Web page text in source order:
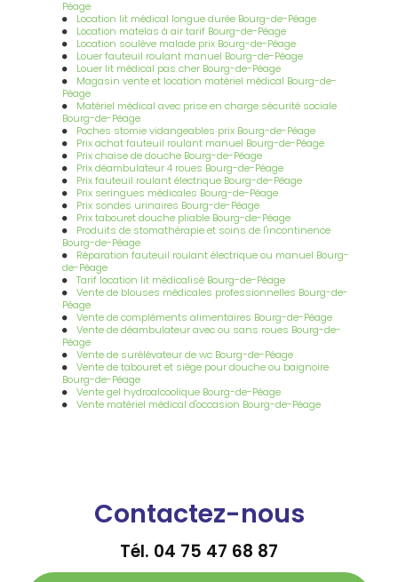
roulant electrique à Valence
fauteuil roulant électrique ou manuel à Romans sur Isère
Louer ou acheter un lit médicalisé Livraison le jour même ou le
lendemain à Alixan|Entreprise professionnelle dans la
réparation et l'entretien de fauteuil roulant manuel avec
changement de pneu à Bourg de Péage |Lit médicalisé Romans-
sur-Isère livraison à domicile|Incontinence: conseil;
échantillons gratuits, vente de couche adulte, adolescent, enfant
livraison à domicile à Bourg de Péage |Vente réparation et
location d'un fauteuil roulant manuel ou électrique à Bourg de
Péage|Incontinence: conseil; échantillons gratuits, vente de
couche adulte, adolescent, enfant livraison à domicile à Romans
sur Isère|Location appareil de pressothérapie drainage veineux
et lymphatique thérapeutique à domicile à bourg de péage
Accompagnement au retour à domicile après hospitalisation à
Bourg de Péage|Entreprise professionnelle la réparation et
l'entretien d'un fauteuil roulant manuel avec changement de
pneus à Romans-sur-Isère|Vente et location d'un lit
médicalisé à Romans sur Isère avec installation à domicile
Péage
Location lit médical longue durée Bourg-de-Péage
Location matelas à air tarif Bourg-de-Péage
Location soulève malade prix Bourg-de-Péage
Louer fauteuil roulant manuel Bourg-de-Péage
Louer lit médical pas cher Bourg-de-Péage
Magasin vente et location matériel médical Bourg-de-
Péage
Matériel médical avec prise en charge sécurité sociale
Bourg-de-Péage
Poches stomie vidangeables prix Bourg-de-Péage
Prix achat fauteuil roulant manuel Bourg-de-Péage
Prix chaise de douche Bourg-de-Péage
Prix déambulateur 4 roues Bourg-de-Péage
Prix fauteuil roulant électrique Bourg-de-Péage
Prix seringues médicales Bourg-de-Péage
Prix sondes urinaires Bourg-de-Péage
Prix tabouret douche pliable Bourg-de-Péage
Produits de stomathérapie et soins de l'incontinence
Bourg-de-Péage
Réparation fauteuil roulant électrique ou manuel Bourg-
de-Péage
Tarif location lit médicalisé Bourg-de-Péage
Vente de blouses médicales professionnelles Bourg-de-
Péage
Vente de compléments alimentaires Bourg-de-Péage
Vente de déambulateur avec ou sans roues Bourg-de-
Péage
Vente de surélévateur de wc Bourg-de-Péage
Vente de tabouret et siège pour douche ou baignoire
Bourg-de-Péage
Vente gel hydroalcoolique Bourg-de-Péage
Vente matériel médical d'occasion Bourg-de-Péage
Contactez-nous
Tél. 04 75 47 68 87